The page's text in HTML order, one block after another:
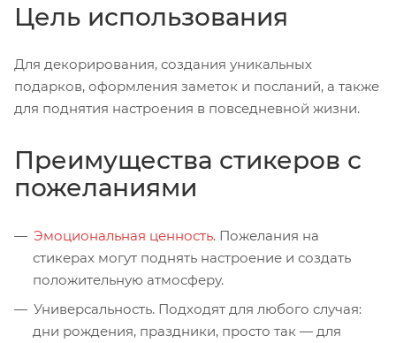
Цель использования
Для декорирования, создания уникальных
подарков, оформления заметок и посланий, а также
для поднятия настроения в повседневной жизни.
Преимущества стикеров с
пожеланиями
Эмоциональная ценность. Пожелания на
стикерах могут поднять настроение и создать
положительную атмосферу.
Универсальность. Подходят для любого случая:
дни рождения, праздники, просто так — для